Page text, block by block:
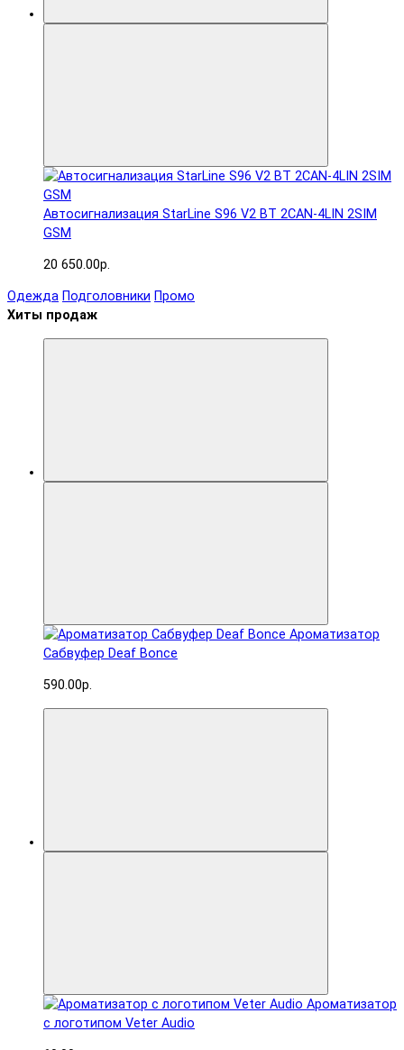
Автосигнализация StarLine S96 V2 BT 2CAN-4LIN 2SIM
GSM
20 650.00р.
Одежда Подголовники Промо
Хиты продаж
Ароматизатор
Сабвуфер Deaf Bonce
590.00р.
Ароматизатор
с логотипом Veter Audio